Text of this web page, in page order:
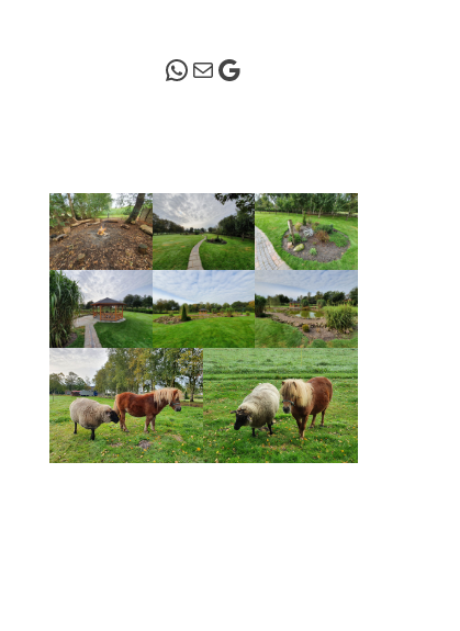
WhatsApp
MailGoogle